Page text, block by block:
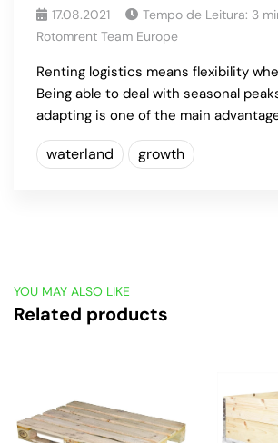
17.08.2021 Tempo de Leitura: 3
Rotomrent Team Europe
Renting logistics means flexibility
Being able to deal with seasonal
adapting is one of the main
waterland growth
YOU MAY ALSO LIKE
Related products